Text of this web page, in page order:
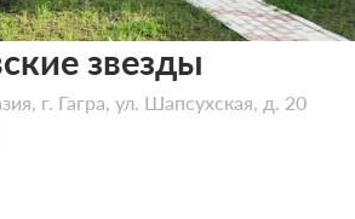
звезды
г. Гагра, ул. Шапсухская, д. 20